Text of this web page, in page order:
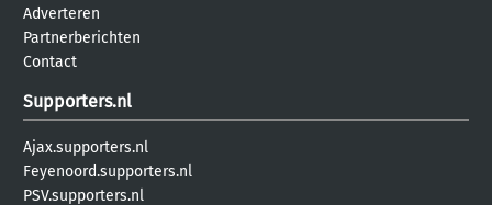
Adverteren
Partnerberichten
Contact
Supporters.nl
Ajax.supporters.nl
Feyenoord.supporters.nl
PSV.supporters.nl